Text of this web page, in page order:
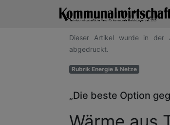
Dieser Artikel wurde in der
abgedruckt.
Rubrik Energie & Netze
„Die beste Option
Wärme aus